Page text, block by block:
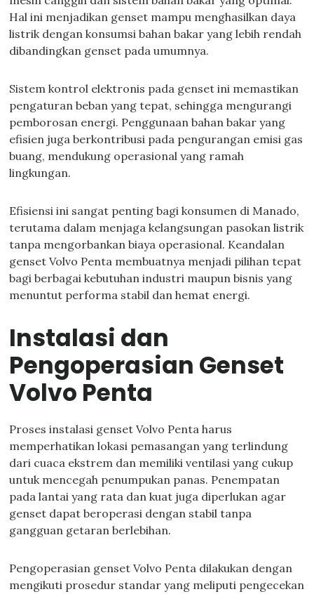
Hal ini menjadikan genset mampu menghasilkan daya
listrik dengan konsumsi bahan bakar yang lebih rendah
dibandingkan genset pada umumnya.
Sistem kontrol elektronis pada genset ini memastikan
pengaturan beban yang tepat, sehingga mengurangi
pemborosan energi. Penggunaan bahan bakar yang
efisien juga berkontribusi pada pengurangan emisi gas
buang, mendukung operasional yang ramah
lingkungan.
Efisiensi ini sangat penting bagi konsumen di Manado,
terutama dalam menjaga kelangsungan pasokan listrik
tanpa mengorbankan biaya operasional. Keandalan
genset Volvo Penta membuatnya menjadi pilihan tepat
bagi berbagai kebutuhan industri maupun bisnis yang
menuntut performa stabil dan hemat energi.
Instalasi dan
Pengoperasian Genset
Volvo Penta
Proses instalasi genset Volvo Penta harus
memperhatikan lokasi pemasangan yang terlindung
dari cuaca ekstrem dan memiliki ventilasi yang cukup
untuk mencegah penumpukan panas. Penempatan
pada lantai yang rata dan kuat juga diperlukan agar
genset dapat beroperasi dengan stabil tanpa
gangguan getaran berlebihan.
Pengoperasian genset Volvo Penta dilakukan dengan
mengikuti prosedur standar yang meliputi pengecekan